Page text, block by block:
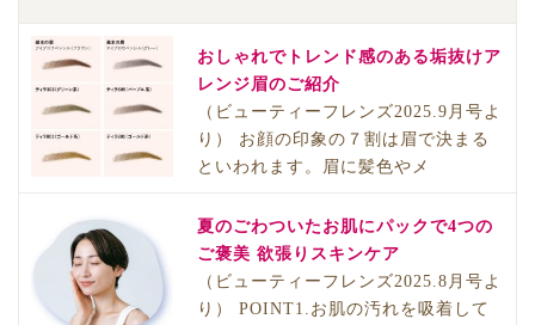
おしゃれでトレンド感のある垢抜けア
レンジ眉のご紹介
（ビューティーフレンズ2025.9月号よ
り） お顔の印象の７割は眉で決まる
といわれます。眉に髪色やメ
夏のごわついたお肌にパックで4つの
ご褒美 欲張りスキンケア
（ビューティーフレンズ2025.8月号よ
り） POINT1.お肌の汚れを吸着して